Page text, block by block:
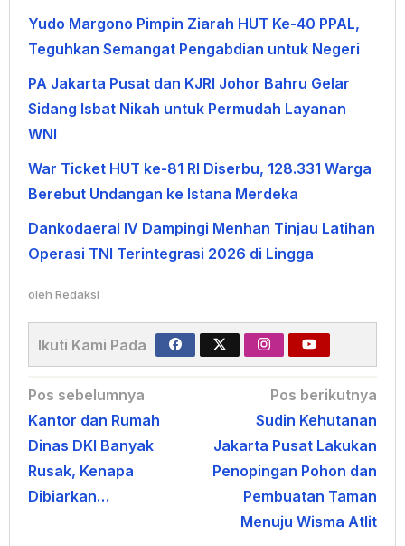
Yudo Margono Pimpin Ziarah HUT Ke-40 PPAL,
Teguhkan Semangat Pengabdian untuk Negeri
PA Jakarta Pusat dan KJRI Johor Bahru Gelar
Sidang Isbat Nikah untuk Permudah Layanan
WNI
War Ticket HUT ke-81 RI Diserbu, 128.331 Warga
Berebut Undangan ke Istana Merdeka
Dankodaeral IV Dampingi Menhan Tinjau Latihan
Operasi TNI Terintegrasi 2026 di Lingga
oleh Redaksi
Ikuti Kami Pada
Navigasi
pos
Pos sebelumnya
Kantor dan Rumah
Dinas DKI Banyak
Rusak, Kenapa
Dibiarkan…
Pos berikutnya
Sudin Kehutanan
Jakarta Pusat Lakukan
Penopingan Pohon dan
Pembuatan Taman
Menuju Wisma Atlit